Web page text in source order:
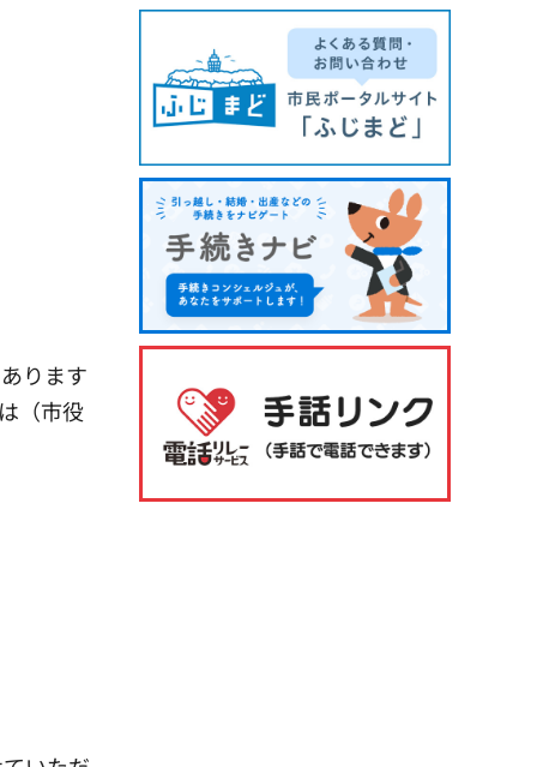
ります
（市役